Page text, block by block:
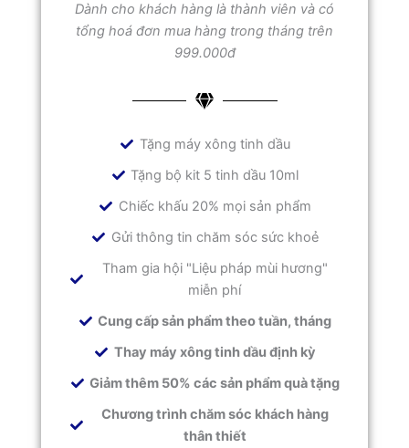
Dành cho khách hàng là thành viên và có
tổng hoá đơn mua hàng trong tháng trên
999.000đ
Tặng máy xông tinh dầu
Tặng bộ kit 5 tinh dầu 10ml
Chiếc khấu 20% mọi sản phẩm
Gửi thông tin chăm sóc sức khoẻ
Tham gia hội "Liệu pháp mùi hương"
miễn phí
Cung cấp sản phẩm theo tuần, tháng
Thay máy xông tinh dầu định kỳ
Giảm thêm 50% các sản phẩm quà tặng
Chương trình chăm sóc khách hàng
thân thiết